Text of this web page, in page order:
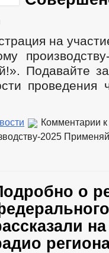
на
Подавайте
проведения
Комментарии
2025
о